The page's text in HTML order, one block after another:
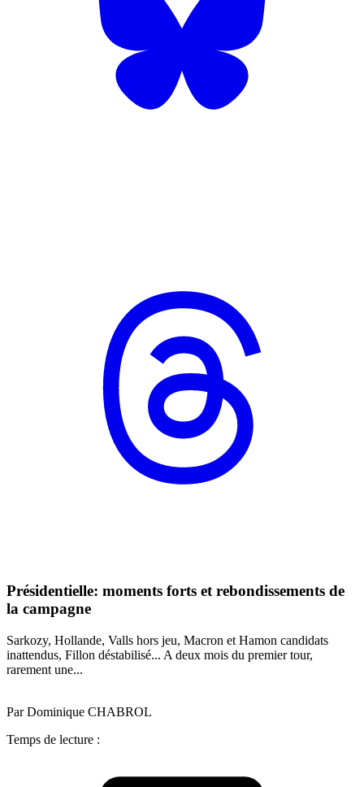
Présidentielle: moments forts et rebondissements de
la campagne
Sarkozy, Hollande, Valls hors jeu, Macron et Hamon candidats
inattendus, Fillon déstabilisé... A deux mois du premier tour,
rarement une...
Par Dominique CHABROL
Temps de lecture :